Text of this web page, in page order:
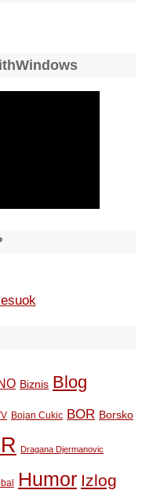
Biznis Blog
Bojan Cukic BOR Borsko
Dragana Djermanovic
Humor Izlog